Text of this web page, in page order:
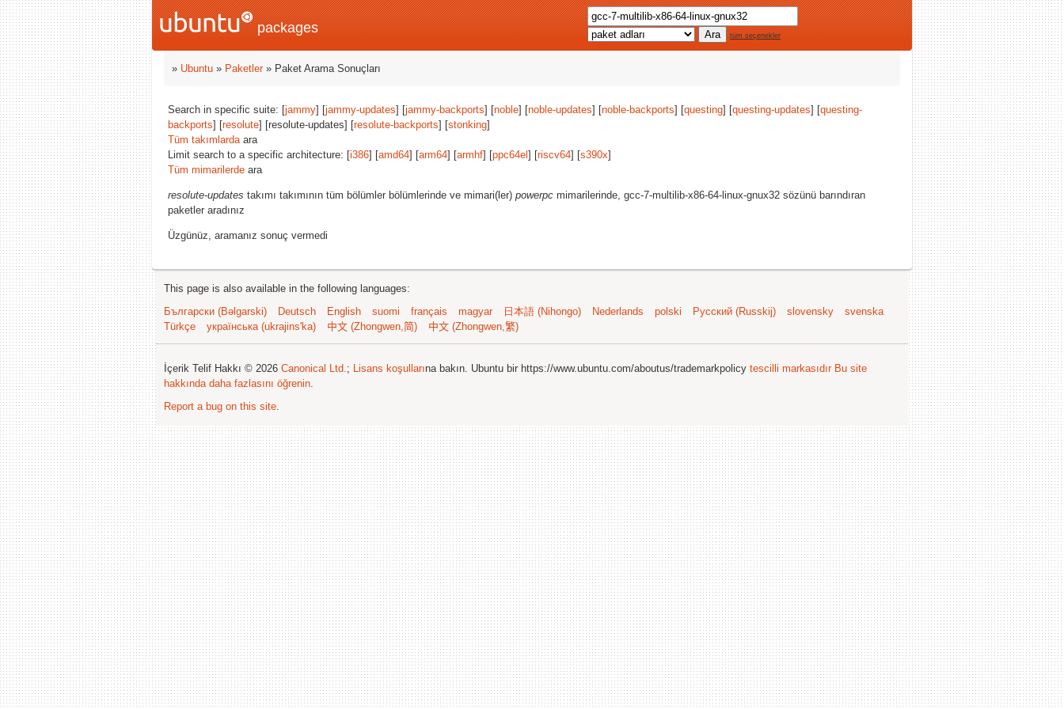
packages tüm seçenekler
» Ubuntu » Paketler» Paket Arama Sonuçları
Search in specific suite: [jammy] [jammy-updates] [jammy-backports] [noble] [noble-updates] [noble-backports] [questing] [questing-updates] [questing-
backports] [resolute] [resolute-updates] [resolute-backports] [stonking]
Tüm takımlardaara
Limit search to a specific architecture: [i386] [amd64] [arm64] [armhf] [ppc64el ] [riscv64] [s390x]
Tüm mimarilerde ara
resolute-updates takımı takımının tüm bölümler bölümlerinde ve mimari(ler) powerpc mimarilerinde, gcc-7-multilib-x86-64-linux-gnux32 sözünü barındıran
paketler aradınız
Üzgünüz, aramanız sonuç vermedi
This page is also available in the following languages:
Български (Bəlgarski)
Deutsch English suomi français magyar 日本語 (Nihongo) Nederlands polski Русский (Russkij) slovensky
svenska
Türkçe
українська (ukrajins'ka) 中文 (Zhongwen,简) 中文 (Zhongwen,繁)
İçerik Telif Hakkı © 2026 Canonical Ltd.; Lisans koşullarına bakın. Ubuntu bir https://www.ubuntu.com/aboutus/trademarkpolicy tescilli markasıdır Bu site
hakkında daha fazlasını öğrenin.
Report a bug on this site.